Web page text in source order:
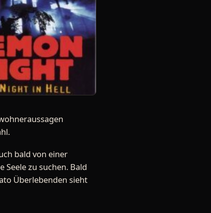
bald von einer
zu suchen. Bald
Überlebenden sieht